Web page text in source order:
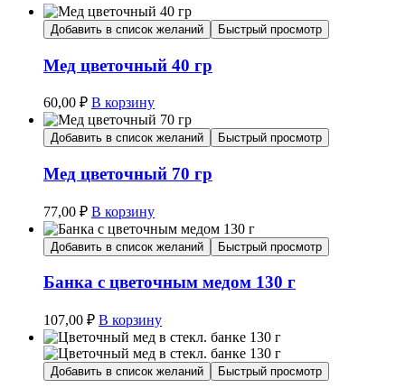
Добавить в список желаний Быстрый просмотр
Мед цветочный 40 гр
60,00 ₽ В корзину
Добавить в список желаний Быстрый просмотр
Мед цветочный 70 гр
77,00 ₽ В корзину
Добавить в список желаний Быстрый просмотр
Банка с цветочным медом 130 г
107,00 ₽ В корзину
Добавить в список желаний Быстрый просмотр